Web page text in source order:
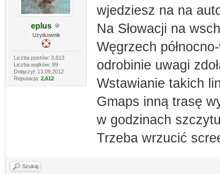
eplus
Użytkownik
Liczba postów: 3,813
Liczba wątków: 89
Dołączył: 13.09.2012
Reputacja: 2,612
wjedziesz na na
Na Słowacji na
Węgrzech
odrobinie uwagi
Wstawianie takich
Gmaps inną trasę
w godzinach
Trzeba wrzucić
Szukaj